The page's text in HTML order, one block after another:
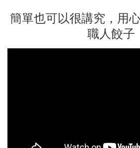
簡單也可以很講究，用
職人餃子